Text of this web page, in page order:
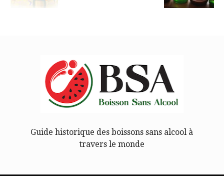
Guide historique des boissons sans alcool à
travers le monde